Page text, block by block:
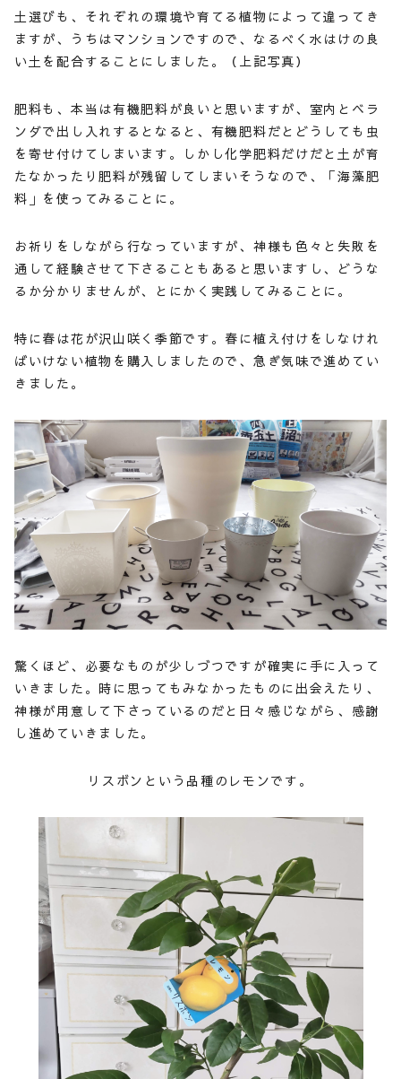
土選びも、それぞれの環境や育てる植物によって違ってき
ますが、うちはマンションですので、なるべく水はけの良
い土を配合することにしました。（上記写真）
肥料も、本当は有機肥料が良いと思いますが、室内とベラ
ンダで出し入れするとなると、有機肥料だとどうしても虫
を寄せ付けてしまいます。しかし化学肥料だけだと土が育
たなかったり肥料が残留してしまいそうなので、「海藻肥
料」を使ってみることに。
お祈りをしながら行なっていますが、神様も色々と失敗を
通して経験させて下さることもあると思いますし、どうな
るか分かりませんが、とにかく実践してみることに。
特に春は花が沢山咲く季節です。春に植え付けをしなけれ
ばいけない植物を購入しましたので、急ぎ気味で進めてい
きました。
驚くほど、必要なものが少しづつですが確実に手に入って
いきました。時に思ってもみなかったものに出会えたり、
神様が用意して下さっているのだと日々感じながら、感謝
し進めていきました。
リスボンという品種のレモンです。